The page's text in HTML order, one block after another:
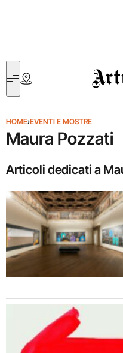
Artribune
HOME›EVENTI E MOSTRE
Maura Pozzati
Articoli dedicati a